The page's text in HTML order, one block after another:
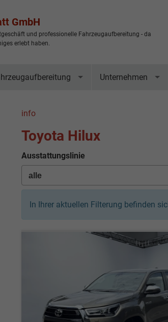
GmbH
und professionelle Fahrzeugaufbereitung - da
erlebt haben.
Unternehmen
info
Toyota Hilux
Ausstattungslinie
In Ihrer aktuellen Filterung befinden